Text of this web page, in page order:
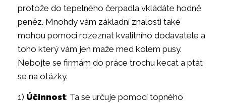
protože do tepelného čerpadla vkládáte hodně
peněz. Mnohdy vám základní znalosti také
mohou pomoci rozeznat kvalitního dodavatele a
toho který vám jen maže med kolem pusy.
Nebojte se firmám do práce trochu kecat a ptát
se na otázky.
1) Účinnost: Ta se určuje pomocí topného